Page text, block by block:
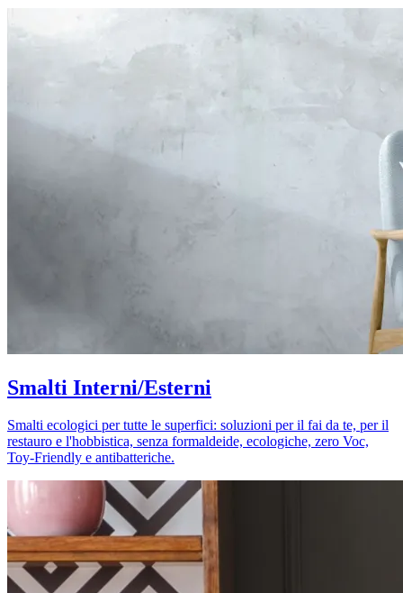
Smalti Interni/Esterni
Smalti ecologici per tutte le superfici: soluzioni per il fai da te, per il
restauro e l'hobbistica, senza formaldeide, ecologiche, zero Voc,
Toy-Friendly e antibatteriche.